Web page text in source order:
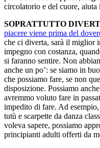
circolatorio e del cuore, aiuta
SOPRATTUTTO
piacere viene prima del
che ci diverta, sarà il miglior
impegno con costanza,
si faranno sentire. Non
anche un po’: se siamo in
che possiamo fare, se non
disposizione. Possiamo
avremmo voluto fare in
impedito di fare. Ad
tutù e scarpette da danza
voleva sapere, possiamo
principianti adulti offerti da